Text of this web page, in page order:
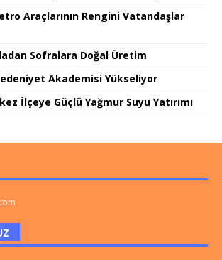
Araçlarının Rengini Vatandaşlar
Sofralara Doğal Üretim
Akademisi Yükseliyor
İlçeye Güçlü Yağmur Suyu Yatırımı